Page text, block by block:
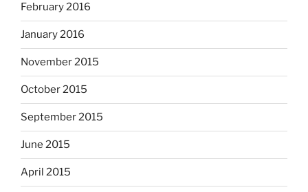
February 2016
January 2016
November 2015
October 2015
September 2015
June 2015
April 2015